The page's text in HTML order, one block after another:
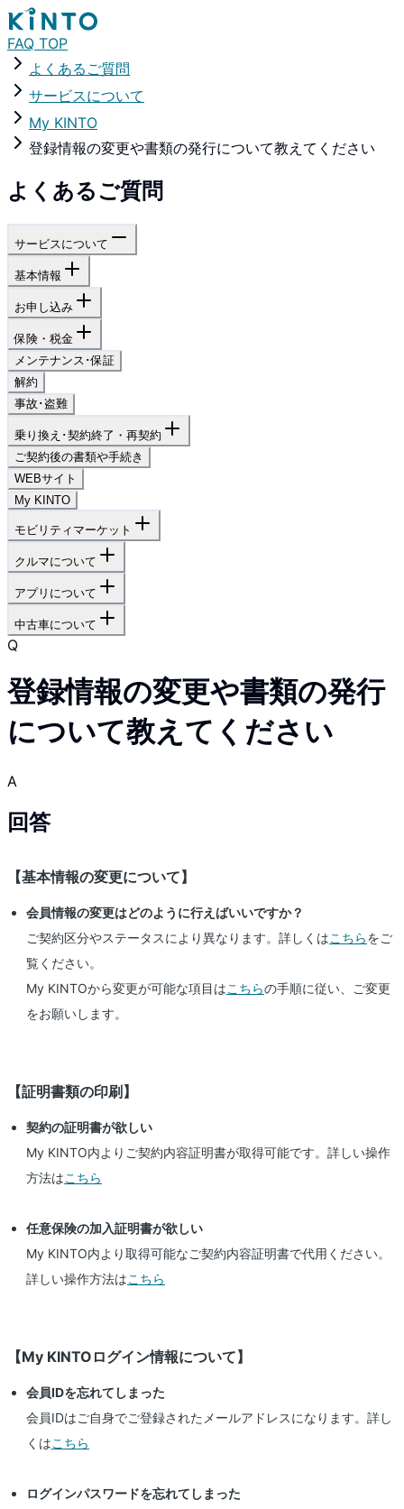
FAQ TOP
よくあるご質問
サービスについて
My KINTO
登録情報の変更や書類の発行について教えてください
よくあるご質問
サービスについて
基本情報
お申し込み
保険・税金
メンテナンス･保証
解約
事故･盗難
乗り換え･契約終了・再契約
ご契約後の書類や手続き
WEBサイト
My KINTO
モビリティマーケット
クルマについて
アプリについて
中古車について
Q
登録情報の変更や書類の発行
について教えてください
A
回答
【基本情報の変更について】
会員情報の変更はどのように行えばいいですか？
ご契約区分やステータスにより異なります。詳しくはこちらをご
覧ください。
My KINTOから変更が可能な項目はこちらの手順に従い、ご変更
をお願いします。
【証明書類の印刷】
契約の証明書が欲しい
My KINTO内よりご契約内容証明書が取得可能です。詳しい操作
方法はこちら
任意保険の加入証明書が欲しい
My KINTO内より取得可能なご契約内容証明書で代用ください。
詳しい操作方法はこちら
【My KINTOログイン情報について】
会員IDを忘れてしまった
会員IDはご自身でご登録されたメールアドレスになります。詳し
くはこちら
ログインパスワードを忘れてしまった